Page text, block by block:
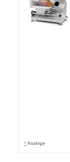
* Anzeige